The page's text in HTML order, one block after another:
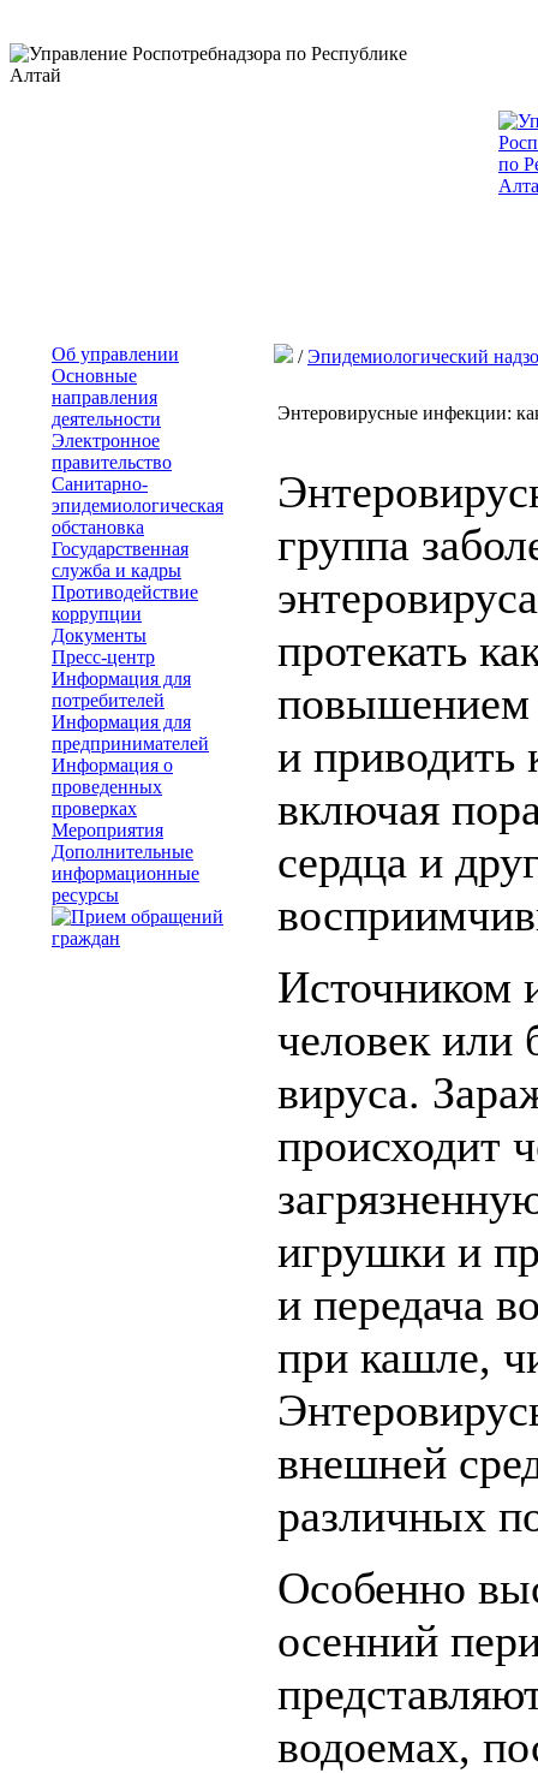
Об управлении
Основные
направления
деятельности
Электронное
правительство
Санитарно-
эпидемиологическая
обстановка
Государственная
служба и кадры
Противодействие
коррупции
Документы
Пресс-центр
Информация для
потребителей
Информация для
предпринимателей
Информация о
проведенных
проверках
Мероприятия
Дополнительные
информационные
ресурсы
/Эпидемиологический
Энтеровирусные инфекции:
группа
протекать
повышением
и приводить
включая
сердца и
Источником
человек или
вируса.
происходит
игрушки и
и передача
при кашле,
внешней
различных
Особенно
осенний
водоемах,